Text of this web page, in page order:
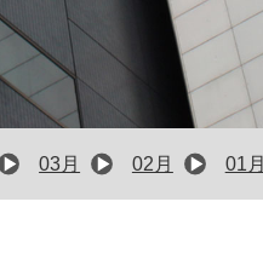
03月 02月 01月